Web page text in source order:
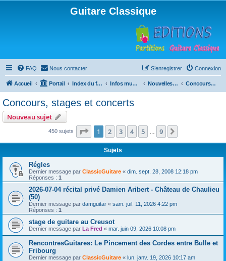
Guitare Classique
FAQ Nous contacter Connexion
S’enregistrer
Accueil Portail Index du forum Infos musicales Nouvelles de toutes sortes, concerts, partitions… Concours, stages et concerts
Concours, stages et concerts
Nouveau sujet
450 sujets Page 1sur9
1 2 3 4 5 9
Sujets
Régles
Dernier message par ClassicGuitare « dim. sept. 28, 2008 12:18 pm
Réponses : 1
2026-07-04 récital privé Damien Aribert - Château de Chaulieu
(50)
Dernier message par damguitar « sam. juil. 11, 2026 4:22 pm
Réponses : 1
stage de guitare au Creusot
Dernier message par La Fred « mar. juin 09, 2026 10:08 pm
RencontresGuitares: Le Pincement des Cordes entre Bulle et
Fribourg
Dernier message par ClassicGuitare « lun. janv. 19, 2026 10:17 am